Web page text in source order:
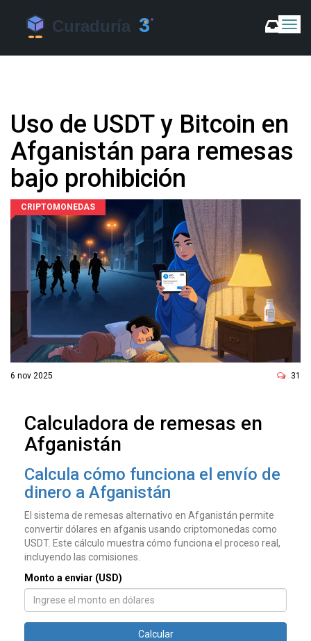
C
m
d
ó
n
Uso de USDT y Bitcoin en
Afganistán para remesas
bajo prohibición
CRIPTOMONEDAS
6 nov 2025 31
Calculadora de remesas en
Afganistán
Calcula cómo funciona el envío de
dinero a Afganistán
El sistema de remesas alternativo en Afganistán permite
convertir dólares en afganis usando criptomonedas como
USDT. Este cálculo muestra cómo funciona el proceso real,
incluyendo las comisiones.
Monto a enviar (USD)
Calcular